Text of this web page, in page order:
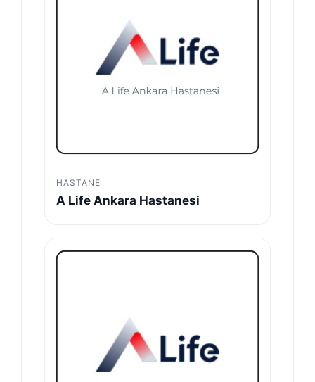
HASTANE
A Life Ankara Hastanesi